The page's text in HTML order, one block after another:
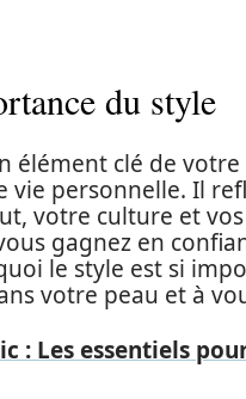
du style
élément clé de
vie personnelle. Il
votre culture et
gagnez en
le style est si
votre peau et à
: Les essentiels